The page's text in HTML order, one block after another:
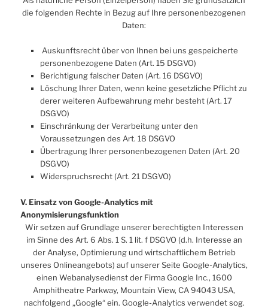
die folgenden Rechte in Bezug auf Ihre personenbezogenen
Daten:
Auskunftsrecht über von Ihnen bei uns gespeicherte
personenbezogene Daten (Art. 15 DSGVO)
Berichtigung falscher Daten (Art. 16 DSGVO)
Löschung Ihrer Daten, wenn keine gesetzliche Pflicht zu
derer weiteren Aufbewahrung mehr besteht (Art. 17
DSGVO)
Einschränkung der Verarbeitung unter den
Voraussetzungen des Art. 18 DSGVO
Übertragung Ihrer personenbezogenen Daten (Art. 20
DSGVO)
Widerspruchsrecht (Art. 21 DSGVO)
V. Einsatz von Google-Analytics mit
Anonymisierungsfunktion
Wir setzen auf Grundlage unserer berechtigten Interessen
im Sinne des Art. 6 Abs. 1 S. 1 lit. f DSGVO (d.h. Interesse an
der Analyse, Optimierung und wirtschaftlichem Betrieb
unseres Onlineangebots) auf unserer Seite Google-Analytics,
einen Webanalysedienst der Firma Google Inc., 1600
Amphitheatre Parkway, Mountain View, CA 94043 USA,
nachfolgend „Google“ ein. Google-Analytics verwendet sog.